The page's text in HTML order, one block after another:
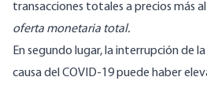
transacciones totales a precios más
oferta monetaria total.
En segundo lugar, la interrupción de
causa del COVID-19 puede haber